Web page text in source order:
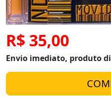
R$ 35,00
Envio imediato, produto